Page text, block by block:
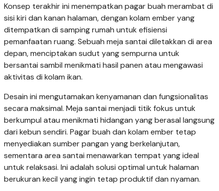
Konsep terakhir ini menempatkan pagar buah merambat di
sisi kiri dan kanan halaman, dengan kolam ember yang
ditempatkan di samping rumah untuk efisiensi
pemanfaatan ruang. Sebuah meja santai diletakkan di area
depan, menciptakan sudut yang sempurna untuk
bersantai sambil menikmati hasil panen atau mengawasi
aktivitas di kolam ikan.
Desain ini mengutamakan kenyamanan dan fungsionalitas
secara maksimal. Meja santai menjadi titik fokus untuk
berkumpul atau menikmati hidangan yang berasal langsung
dari kebun sendiri. Pagar buah dan kolam ember tetap
menyediakan sumber pangan yang berkelanjutan,
sementara area santai menawarkan tempat yang ideal
untuk relaksasi. Ini adalah solusi optimal untuk halaman
berukuran kecil yang ingin tetap produktif dan nyaman.